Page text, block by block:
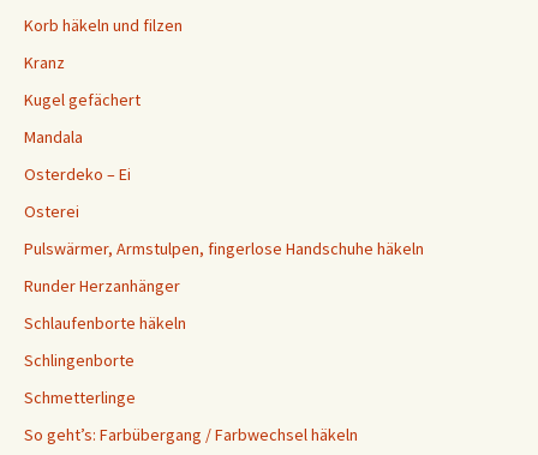
Korb häkeln und filzen
Kranz
Kugel gefächert
Mandala
Osterdeko – Ei
Osterei
Pulswärmer, Armstulpen, fingerlose Handschuhe häkeln
Runder Herzanhänger
Schlaufenborte häkeln
Schlingenborte
Schmetterlinge
So geht’s: Farbübergang / Farbwechsel häkeln